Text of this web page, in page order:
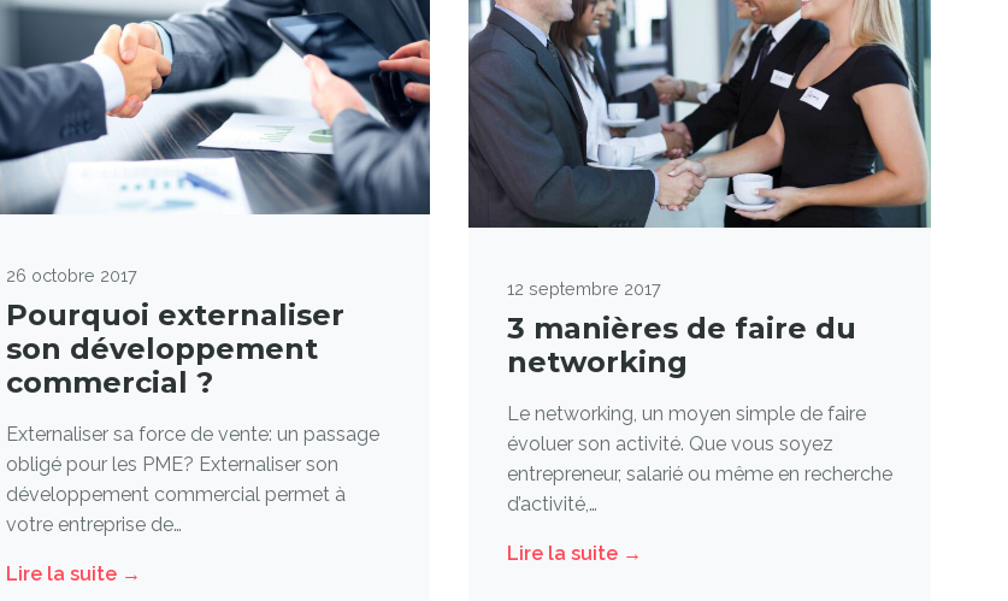
26 octobre 2017
Pourquoi externaliser
son développement
commercial ?
Externaliser sa force de vente: un passage
obligé pour les PME? Externaliser son
développement commercial permet à
votre entreprise de…
Lire la suite →
12 septembre 2017
3 manières de faire du
networking
Le networking, un moyen simple de faire
évoluer son activité. Que vous soyez
entrepreneur, salarié ou même en recherche
d’activité,…
Lire la suite →